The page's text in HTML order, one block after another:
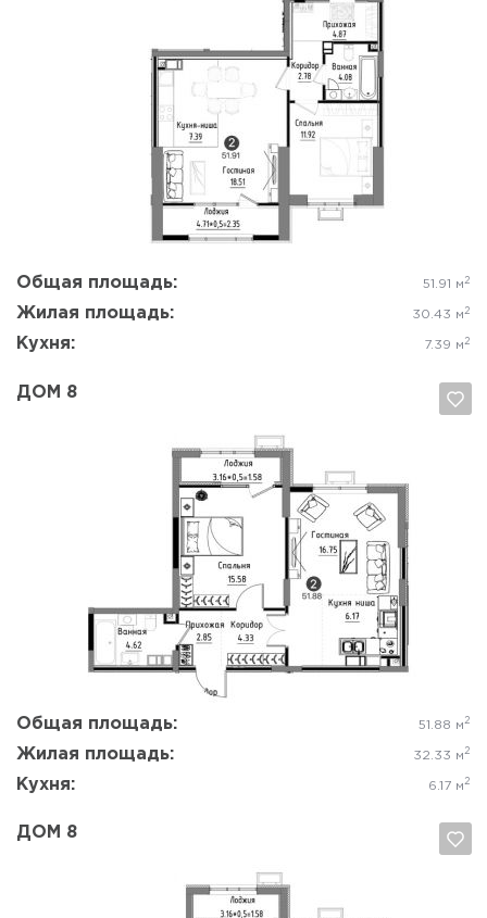
Общая площадь: 51.91 м 2
Жилая площадь: 30.43 м 2
Кухня: 7.39 м 2
Да, удалить Отмена
ДОМ 8
Общая площадь: 51.88 м 2
Жилая площадь: 32.33 м 2
Кухня: 6.17 м 2
Да, удалить
ДОМ 8